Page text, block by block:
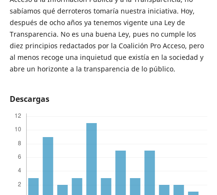
sabíamos qué derroteros tomaría nuestra iniciativa. Hoy,
después de ocho años ya tenemos vigente una Ley de
Transparencia. No es una buena Ley, pues no cumple los
diez principios redactados por la Coalición Pro Acceso, pero
al menos recoge una inquietud que existía en la sociedad y
abre un horizonte a la transparencia de lo público.
Descargas